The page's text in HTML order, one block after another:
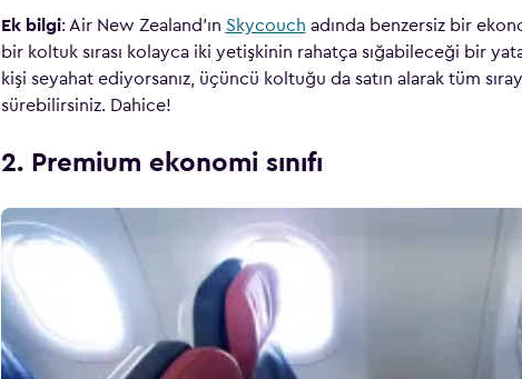
Ek bilgi: Air New Zealand’ın Skycouch adında benzersiz bir
bir koltuk sırası kolayca iki yetişkinin rahatça sığabileceği bir
kişi seyahat ediyorsanız, üçüncü koltuğu da satın alarak tüm
sürebilirsiniz. Dahice!
2. Premium ekonomi sınıfı